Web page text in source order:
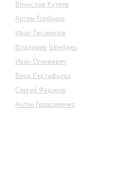
Вячеслав Кутеев
Артем Горбунов
Иван Тихомиров
Владимир Шрейдер
Иван Оленкевич
Вера Евстафьева
Сергей Федоров
Антон Герасименко